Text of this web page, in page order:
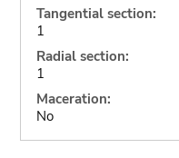
Tangential section:
1
Radial section:
1
Maceration:
No